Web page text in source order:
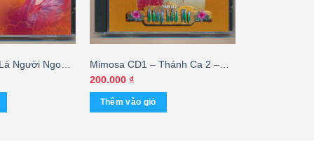
Người Ngoại
Mimosa CD1 – Thánh Ca 2 –
Dâng Lên Mẹ (Art xanh) KGVHC
200.000 ₫
Thêm vào giỏ